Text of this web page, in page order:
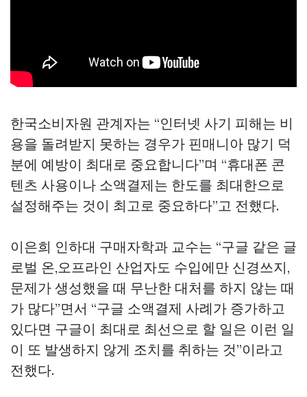
한국소비자원 관계자는 “인터넷 사기 피해는 비
용을 돌려받지 못하는 경우가 핀매니아 많기 덕
분에 예방이 최대로 중요합니다”며 “휴대폰 콘
텐츠 사용이나 소액결제는 한도를 최대한으로
설정해주는 것이 최고로 중요하다”고 전했다.
이은희 인하대 구매자학과 교수는 “구글 같은 글
로벌 온,오프라인 산업자도 수입에만 신경쓰지,
문제가 생성했을 때 무난한 대처를 하지 않는 때
가 많다”면서 “구글 소액결제 사례가 증가하고
있다면 구글이 최대로 최선으로 할 일은 이런 일
이 또 발생하지 않게 조치를 취하는 것”이라고
전했다.